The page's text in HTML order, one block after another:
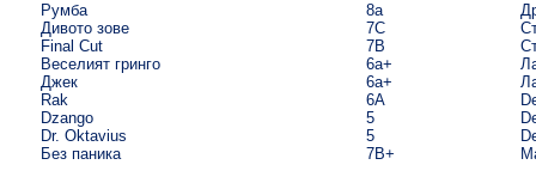
Румба 8а
Дивото зове
7С
Final Cut
7B
Веселият гринго
6а+
Джек
6а+
Rak
6A
Dzango
5
Dr. Oktavius
5
Без паника
7B+